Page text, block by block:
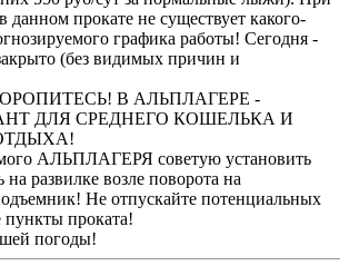
данном прокате не существует какого-
графика работы! Сегодня -
(без видимых причин и
В АЛЬПЛАГЕРЕ -
ДЛЯ СРЕДНЕГО КОШЕЛЬКА И
АЛЬПЛАГЕРЯ советую установить
на развилке возле поворота на
Не отпускайте потенциальных
пункты проката!
погоды!